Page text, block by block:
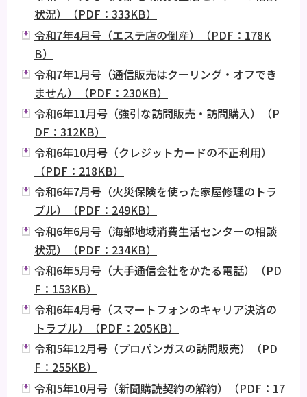
状況）（PDF：333KB）
令和7年4月号（エステ店の倒産）（PDF：178K
B）
令和7年1月号（通信販売はクーリング・オフでき
ません）（PDF：230KB）
令和6年11月号（強引な訪問販売・訪問購入）（P
DF：312KB）
令和6年10月号（クレジットカードの不正利用）
（PDF：218KB）
令和6年7月号（火災保険を使った家屋修理のトラ
ブル）（PDF：249KB）
令和6年6月号（海部地域消費生活センターの相談
状況）（PDF：234KB）
令和6年5月号（大手通信会社をかたる電話）（PD
F：153KB）
令和6年4月号（スマートフォンのキャリア決済の
トラブル）（PDF：205KB）
令和5年12月号（プロパンガスの訪問販売）（PD
F：255KB）
令和5年10月号（新聞購読契約の解約）（PDF：17